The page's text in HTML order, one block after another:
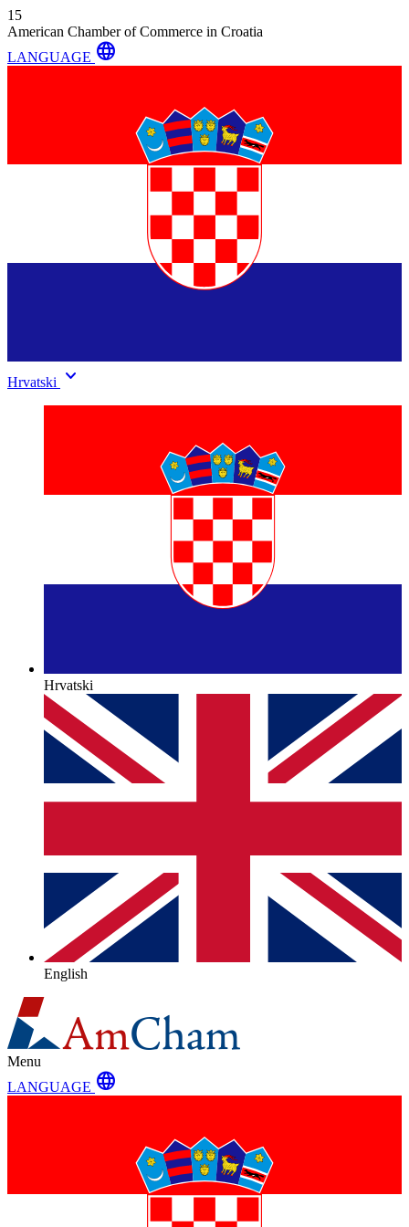
15
American Chamber of Commerce in Croatia
LANGUAGE language
Hrvatski keyboard_arrow_down
Hrvatski
English
Menu
LANGUAGE language